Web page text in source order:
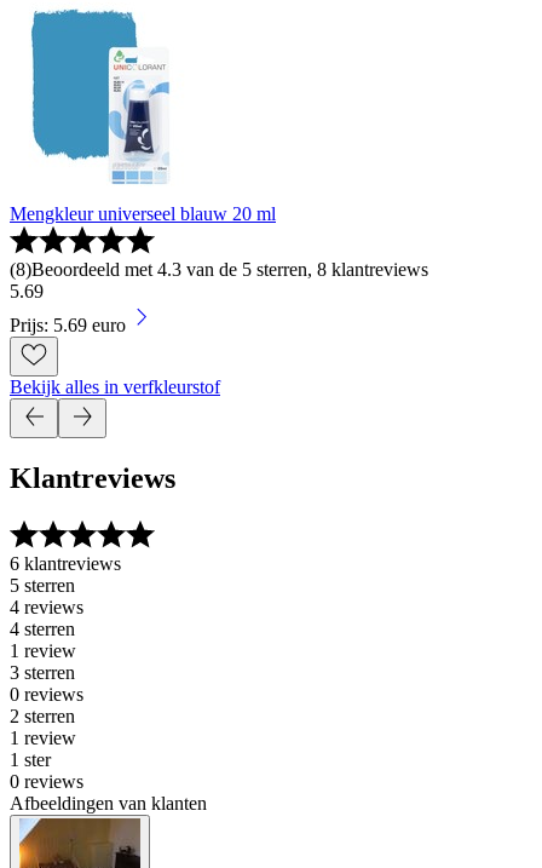
Mengkleur universeel blauw 20 ml
(8)Beoordeeld met 4.3 van de 5 sterren, 8 klantreviews
5.69
Prijs: 5.69 euro
Bekijk alles in verfkleurstof
Klantreviews
6 klantreviews
5 sterren
4 reviews
4 sterren
1 review
3 sterren
0 reviews
2 sterren
1 review
1 ster
0 reviews
Afbeeldingen van klanten